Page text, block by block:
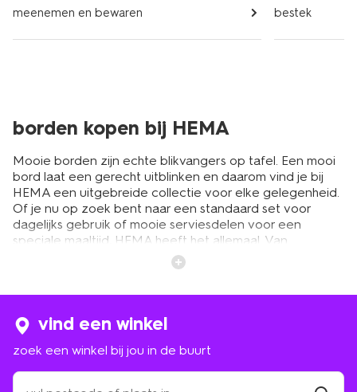
meenemen en bewaren bestek
borden kopen bij HEMA
Mooie borden zijn echte blikvangers op tafel. Een mooi
bord laat een gerecht uitblinken en daarom vind je bij
HEMA een uitgebreide collectie voor elke gelegenheid.
Of je nu op zoek bent naar een standaard set voor
dagelijks gebruik of mooie serviesdelen voor een
speciale maaltijd, HEMA heeft het allemaal. Van
exemplaren met een opstaande rand voor soep tot
platte varianten voor het hoofdgerecht, er is voor ieder
lekkerder met een fijn bord. En krijg je eters, dan wil je
natuurlijk dat niet alleen het eten goed smaakt, maar dat
de tafel ook mooi gedekt is. Of je nu een compleet
je collectie, bij HEMA slaag je gegarandeerd. Ook voor
vind een winkel
zoek een winkel bij jou in de buurt
zoek